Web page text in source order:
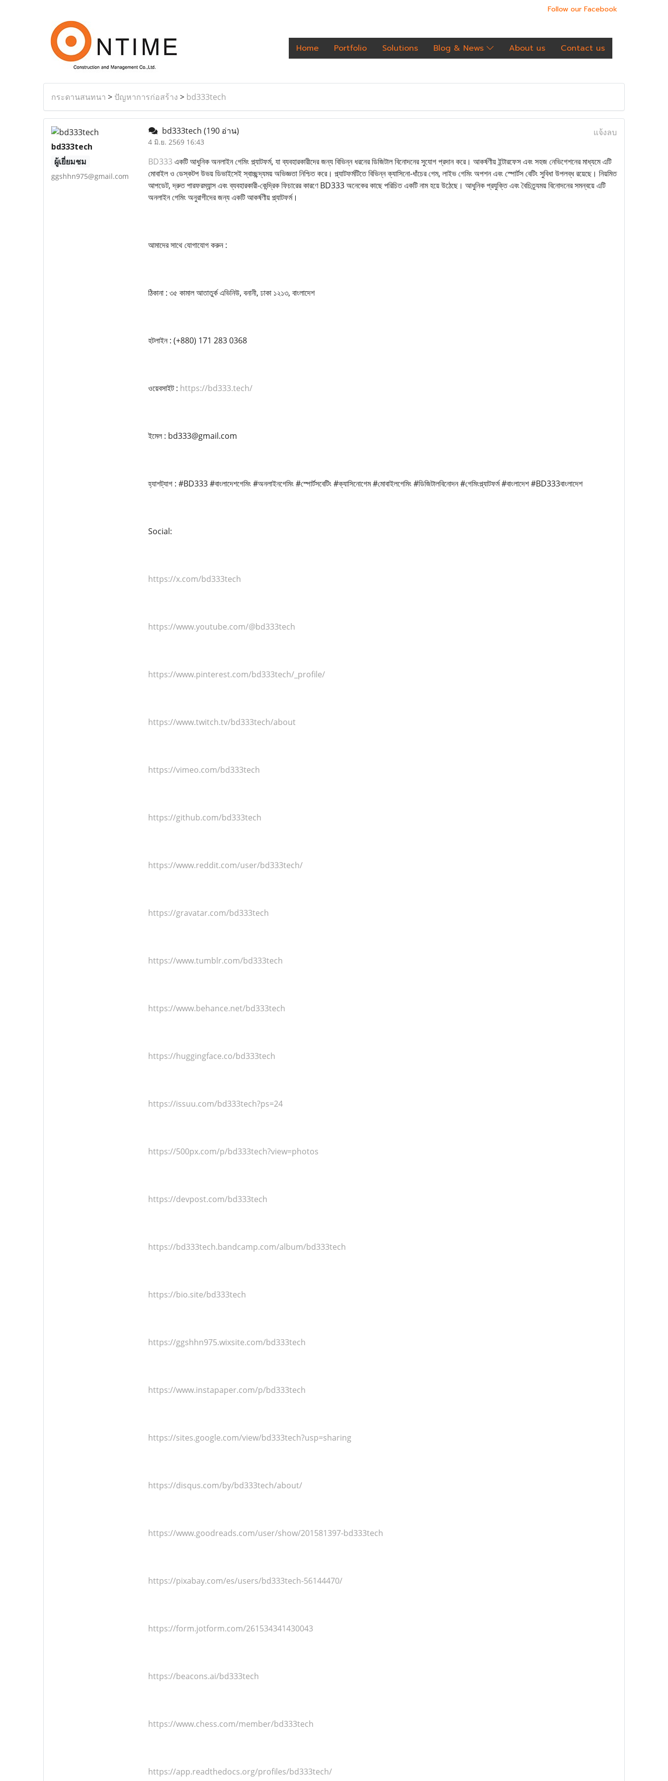
Follow our Facebook
Home Portfolio Solutions Blog & News About us Contact us
กระดานสนทนา > ปัญหาการก่อสร้าง > bd333tech
bd333tech
ผู้เยี่ยมชม
ggshhn975@gmail.com
bd333tech (190 อ่าน)
4 มิ.ย. 2569 16:43
แจ้งลบ
BD333 একটি আধুনিক অনলাইন গেমিং প্ল্যাটফর্ম, যা ব্যবহারকারীদের জন্য বিভিন্ন ধরনের ডিজিটাল বিনোদনের সুযোগ প্রদান করে। আকর্ষণীয় ইন্টারফেস এবং সহজ নেভিগেশনের মাধ্যমে এটি
মোবাইল ও ডেস্কটপ উভয় ডিভাইসেই স্বাচ্ছন্দ্যময় অভিজ্ঞতা নিশ্চিত করে। প্ল্যাটফর্মটিতে বিভিন্ন ক্যাসিনো-ধাঁচের গেম, লাইভ গেমিং অপশন এবং স্পোর্টস বেটিং সুবিধা উপলব্ধ রয়েছে। নিয়মিত
আপডেট, দ্রুত পারফরম্যান্স এবং ব্যবহারকারী-কেন্দ্রিক ফিচারের কারণে BD333 অনেকের কাছে পরিচিত একটি নাম হয়ে উঠেছে। আধুনিক প্রযুক্তি এবং বৈচিত্র্যময় বিনোদনের সমন্বয়ে এটি
অনলাইন গেমিং অনুরাগীদের জন্য একটি আকর্ষণীয় প্ল্যাটফর্ম।
আমাদের সাথে যোগাযোগ করুন :
ঠিকানা : ৩৫ কামাল আতাতুর্ক এভিনিউ, বনানী, ঢাকা ১২১৩, বাংলাদেশ
হটলাইন : (+880) 171 283 0368
ওয়েবসাইট : https://bd333.tech/
ইমেল : bd333@gmail.com
হ্যাশট্যাগ : #BD333 #বাংলাদেশগেমিং #অনলাইনগেমিং #স্পোর্টসবেটিং #ক্যাসিনোগেম #মোবাইলগেমিং #ডিজিটালবিনোদন #গেমিংপ্ল্যাটফর্ম #বাংলাদেশ #BD333বাংলাদেশ
Social:
https://x.com/bd333tech
https://www.youtube.com/@bd333tech
https://www.pinterest.com/bd333tech/_profile/
https://www.twitch.tv/bd333tech/about
https://vimeo.com/bd333tech
https://github.com/bd333tech
https://www.reddit.com/user/bd333tech/
https://gravatar.com/bd333tech
https://www.tumblr.com/bd333tech
https://www.behance.net/bd333tech
https://huggingface.co/bd333tech
https://issuu.com/bd333tech?ps=24
https://500px.com/p/bd333tech?view=photos
https://devpost.com/bd333tech
https://bd333tech.bandcamp.com/album/bd333tech
https://bio.site/bd333tech
https://ggshhn975.wixsite.com/bd333tech
https://www.instapaper.com/p/bd333tech
https://sites.google.com/view/bd333tech?usp=sharing
https://disqus.com/by/bd333tech/about/
https://www.goodreads.com/user/show/201581397-bd333tech
https://pixabay.com/es/users/bd333tech-56144470/
https://form.jotform.com/261534341430043
https://beacons.ai/bd333tech
https://www.chess.com/member/bd333tech
https://app.readthedocs.org/profiles/bd333tech/